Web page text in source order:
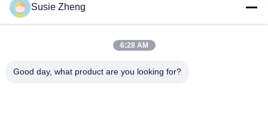
Baumwolle flacher Bill Gorras 3D stickte Hysteresen-Hüte für
Männer
Customized Design black embroidery national flag special
Susie Zheng
6:28 AM
Good day, what product are you looking for?